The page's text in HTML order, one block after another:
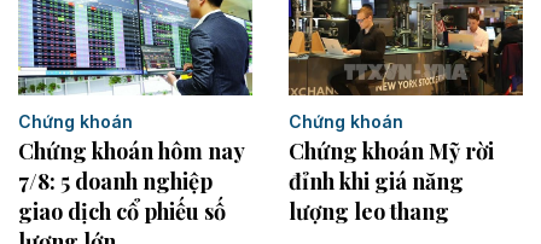
Chứng khoán
Chứng khoán hôm nay
7/8: 5 doanh nghiệp
giao dịch cổ phiếu số
Chứng khoán
Chứng khoán Mỹ rời
đỉnh khi giá năng
lượng leo thang